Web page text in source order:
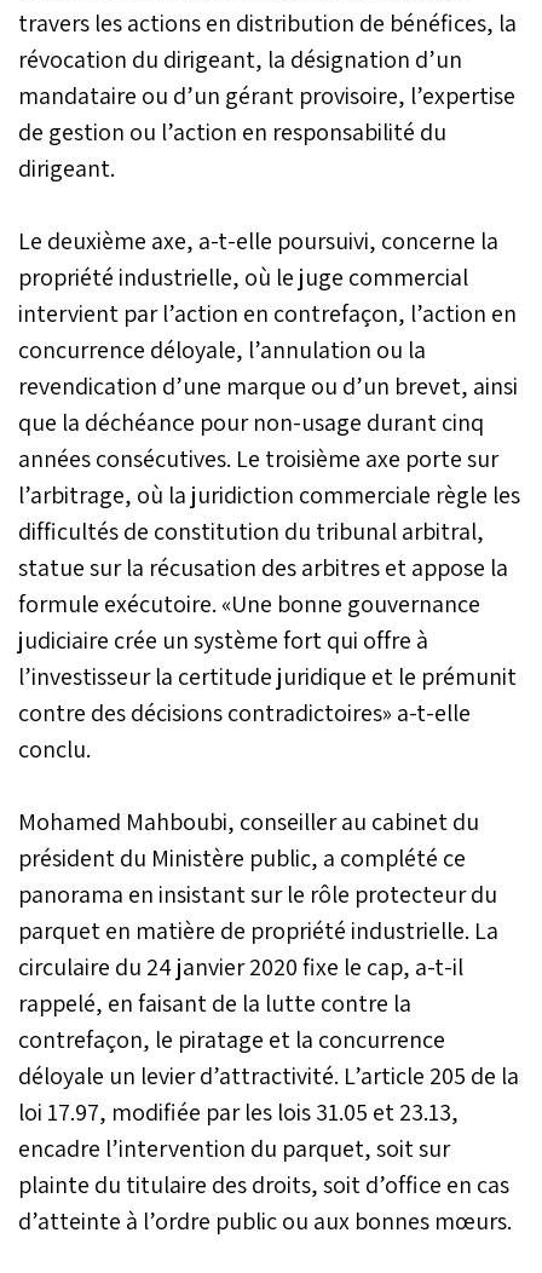
travers les actions en distribution de bénéfices, la
révocation du dirigeant, la désignation d’un
mandataire ou d’un gérant provisoire, l’expertise
de gestion ou l’action en responsabilité du
dirigeant.
Le deuxième axe, a-t-elle poursuivi, concerne la
propriété industrielle, où le juge commercial
intervient par l’action en contrefaçon, l’action en
concurrence déloyale, l’annulation ou la
revendication d’une marque ou d’un brevet, ainsi
que la déchéance pour non-usage durant cinq
années consécutives. Le troisième axe porte sur
l’arbitrage, où la juridiction commerciale règle les
difficultés de constitution du tribunal arbitral,
statue sur la récusation des arbitres et appose la
formule exécutoire. «Une bonne gouvernance
judiciaire crée un système fort qui offre à
l’investisseur la certitude juridique et le prémunit
contre des décisions contradictoires» a-t-elle
conclu.
Mohamed Mahboubi, conseiller au cabinet du
président du Ministère public, a complété ce
panorama en insistant sur le rôle protecteur du
parquet en matière de propriété industrielle. La
circulaire du 24 janvier 2020 fixe le cap, a-t-il
rappelé, en faisant de la lutte contre la
contrefaçon, le piratage et la concurrence
déloyale un levier d’attractivité. L’article 205 de la
loi 17.97, modifiée par les lois 31.05 et 23.13,
encadre l’intervention du parquet, soit sur
plainte du titulaire des droits, soit d’office en cas
d’atteinte à l’ordre public ou aux bonnes mœurs.